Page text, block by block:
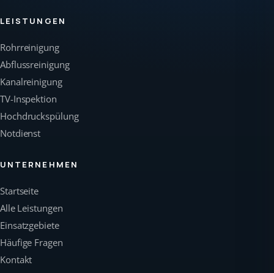
LEISTUNGEN
Rohrreinigung
Abflussreinigung
Kanalreinigung
TV-Inspektion
Hochdruckspülung
Notdienst
UNTERNEHMEN
Startseite
Alle Leistungen
Einsatzgebiete
Häufige Fragen
Kontakt